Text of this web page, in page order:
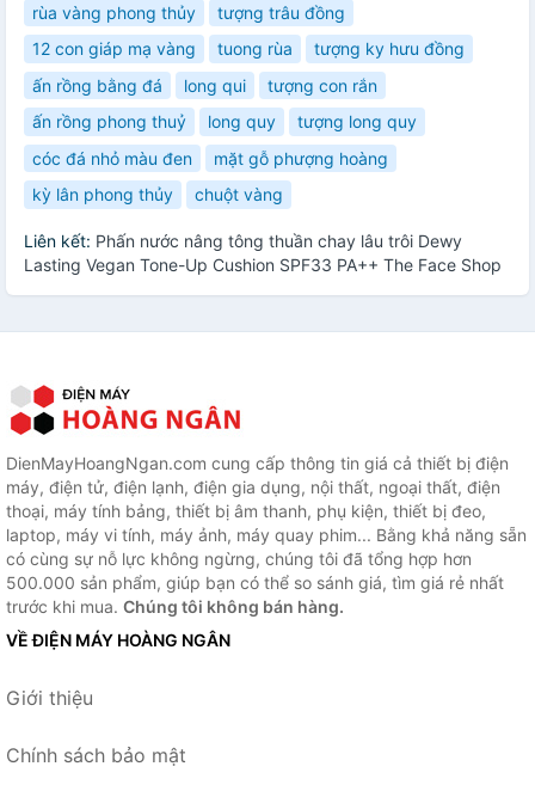
rùa vàng phong thủy
tượng trâu đồng
12 con giáp mạ vàng
tuong rùa
tượng ky hưu đồng
ấn rồng bằng đá
long qui
tượng con rắn
ấn rồng phong thuỷ
long quy
tượng long quy
cóc đá nhỏ màu đen
mặt gỗ phượng hoàng
kỳ lân phong thủy
chuột vàng
Liên kết: Phấn nước nâng tông thuần chay lâu trôi Dewy
Lasting Vegan Tone-Up Cushion SPF33 PA++ The Face Shop
DienMayHoangNgan.com cung cấp thông tin giá cả thiết bị điện
máy, điện tử, điện lạnh, điện gia dụng, nội thất, ngoại thất, điện
thoại, máy tính bảng, thiết bị âm thanh, phụ kiện, thiết bị đeo,
laptop, máy vi tính, máy ảnh, máy quay phim... Bằng khả năng sẵn
có cùng sự nỗ lực không ngừng, chúng tôi đã tổng hợp hơn
500.000 sản phẩm, giúp bạn có thể so sánh giá, tìm giá rẻ nhất
trước khi mua. Chúng tôi không bán hàng.
VỀ ĐIỆN MÁY HOÀNG NGÂN
Giới thiệu
Chính sách bảo mật